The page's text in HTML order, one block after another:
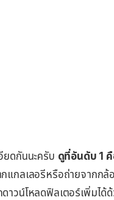
ยดกันนะครับ ดูที่อันดับ 1
แกลเลอรีหรือถ่ายจากก
าวน์โหลดฟิลเตอร์เพิ่มได้